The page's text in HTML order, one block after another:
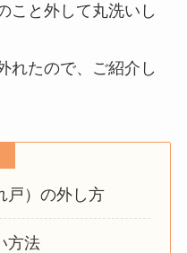
こと外して丸洗いし
れたので、ご紹介し
戸）の外し方
方法